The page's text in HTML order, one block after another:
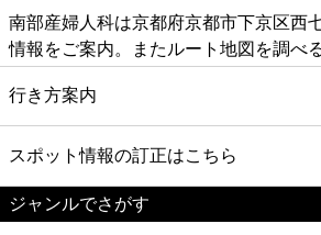
南部産婦人科は京都府京都市下京区西
情報をご案内。またルート地図を調べ
行き方案内
スポット情報の訂正はこちら
ジャンルでさがす